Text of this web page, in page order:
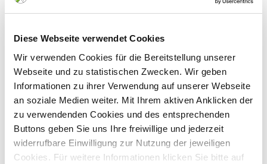
Diese Webseite verwendet Cookies
Wir verwenden Cookies für die Bereitstellung unserer
Webseite und zu statistischen Zwecken. Wir geben
Informationen zu ihrer Verwendung auf unserer Webseite
an soziale Medien weiter. Mit Ihrem aktiven Anklicken der
zu verwendenden Cookies und des entsprechenden
Buttons geben Sie uns Ihre freiwillige und jederzeit
widerrufbare Einwilligung zur Nutzung der jeweiligen
Cookies. Für weitere Informationen klicken Sie bitte auf
Ein zentraler ärztlicher Schlüssel zur zukünftigen Teilnahme an
der digitalen Gesundheitsversorgung ist der elektronische
Heilberufsausweis (eHBA). Er wird benötigt, um die
verschiedenen Pflicht- und optionalen Anwendungen nutzen
oder auch, wie im Gesetz festgeschrieben, den Patientinnen
und Patienten anbieten zu können. Der eHBA zeichnet sich vor
allem durch die Möglichkeiten der Verschlüsselung und des
elektronischen Signierens von Dokumenten aus. Da in
Nordrhein bisher nur wenige Ärztinnen und Ärzte über einen